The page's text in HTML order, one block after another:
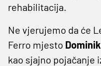
rehabilitacija.
Ne vjerujemo da će
Ferro mjesto
kao sjajno pojačanje